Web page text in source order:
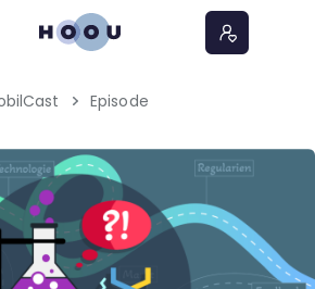
Seiteninhalt springen
Episode